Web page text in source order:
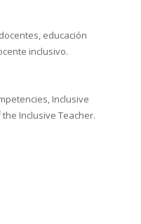
educación
inclusivo.
Inclusive
Inclusive Teacher.